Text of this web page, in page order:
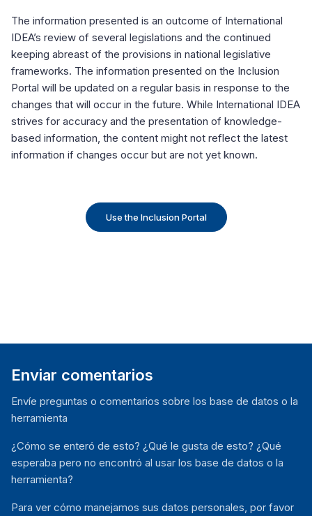
The information presented is an outcome of International
IDEA’s review of several legislations and the continued
keeping abreast of the provisions in national legislative
frameworks. The information presented on the Inclusion
Portal will be updated on a regular basis in response to the
changes that will occur in the future. While International IDEA
strives for accuracy and the presentation of knowledge-
based information, the content might not reflect the latest
information if changes occur but are not yet known.
Use the Inclusion Portal
Enviar comentarios
Envíe preguntas o comentarios sobre los base de datos o la
herramienta
¿Cómo se enteró de esto? ¿Qué le gusta de esto? ¿Qué
esperaba pero no encontró al usar los base de datos o la
herramienta?
Para ver cómo manejamos sus datos personales, por favor